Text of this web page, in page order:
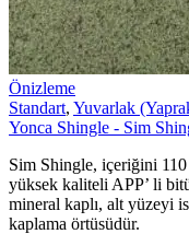
Önizleme
Standart, Yuvarlak
Yonca Shingle - Sim
Sim Shingle, içeriğini 110
yüksek kaliteli APP’ li
mineral kaplı, alt yüzeyi
kaplama örtüsüdür.